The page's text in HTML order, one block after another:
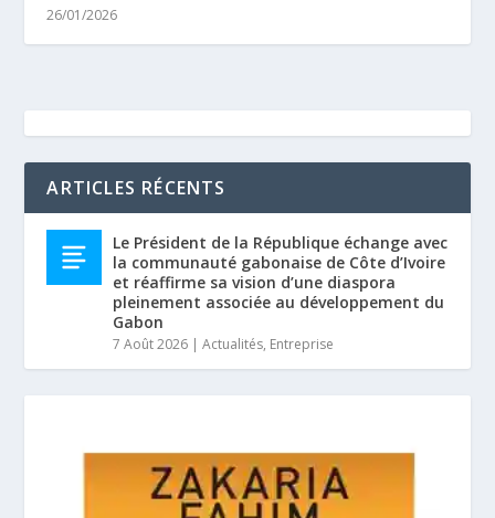
26/01/2026
ARTICLES RÉCENTS
Le Président de la République échange avec
la communauté gabonaise de Côte d’Ivoire
et réaffirme sa vision d’une diaspora
pleinement associée au développement du
Gabon
7 Août 2026 |Actualités, Entreprise